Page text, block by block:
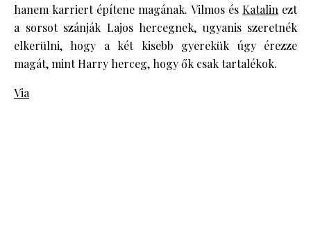
hanem karriert építene magának. Vilmos és Katalinezt
a sorsot szánják Lajos hercegnek, ugyanis szeretnék
elkerülni, hogy a két kisebb gyerekük úgy érezze
magát, mint Harry herceg, hogy ők csak tartalékok.
Via